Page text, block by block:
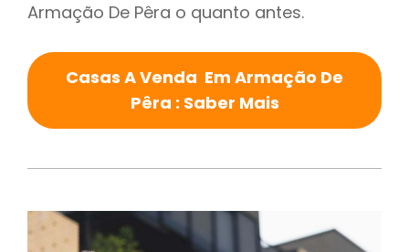
Armação De Pêra o quanto antes.
Casas A Venda Em Armação De
Pêra : Saber Mais